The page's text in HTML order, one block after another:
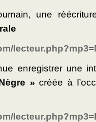
une
enregistrer une
» créée à